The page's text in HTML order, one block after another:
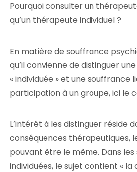
Pourquoi consulter un
qu’un thérapeute individuel ?
En matière de souffrance
qu’il convienne de distinguer
« individuée » et une souffrance
participation à un groupe, ici le
L’intérêt à les distinguer réside
conséquences thérapeutiques,
pouvant être le même. Dans
individuées, le sujet contient « la